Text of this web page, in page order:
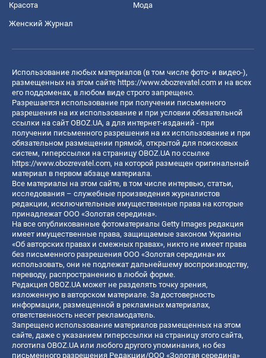
Красота Мода
Женский Журнал
Использование любых материалов (в том числе фото- и видео-),
размещенных на этом сайте https://www.obozrevatel.com и на всех
его поддоменах, в любом виде строго запрещено.
Разрешается использование при получении письменного
разрешения на их использование и при условии обязательной
ссылки на сайт OBOZ.UA, а для интернет-изданий - при
получении письменного разрешения на их использование и при
обязательном размещении прямой, открытой для поисковых
систем, гиперссылки на страницу OBOZ.UA по ссылке
https://www.obozrevatel.com, на которой размещен оригинальный
материал в первом абзаце материала.
Все материалы на этом сайте, в том числе интервью, статьи,
исследования – служебные произведения журналистов
редакции, исключительные имущественные права на которые
принадлежат ООО «Золотая середина».
На все опубликованные фотоматериалы Getty Images редакция
имеет имущественные права, защищаемые законом Украины
«Об авторских правах и смежных правах», никто не имеет права
без письменного разрешения ООО «Золотая середина» их
использовать, они не подлежат дальнейшему воспроизводству,
переводу, распространению в любой форме.
Редакция OBOZ.UA может не разделять точку зрения,
изложенную в авторском материале. За достоверность
информации, размещенной в рекламных материалах,
ответственность несет рекламодатель.
Запрещено использование материалов размещенных на этом
сайте, даже с указанием гиперссылки на страницу этого сайта,
логотипа OBOZ.UA или любого другого упоминания, но без
письменного разрешения Редакции/ООО «Золотая середина»